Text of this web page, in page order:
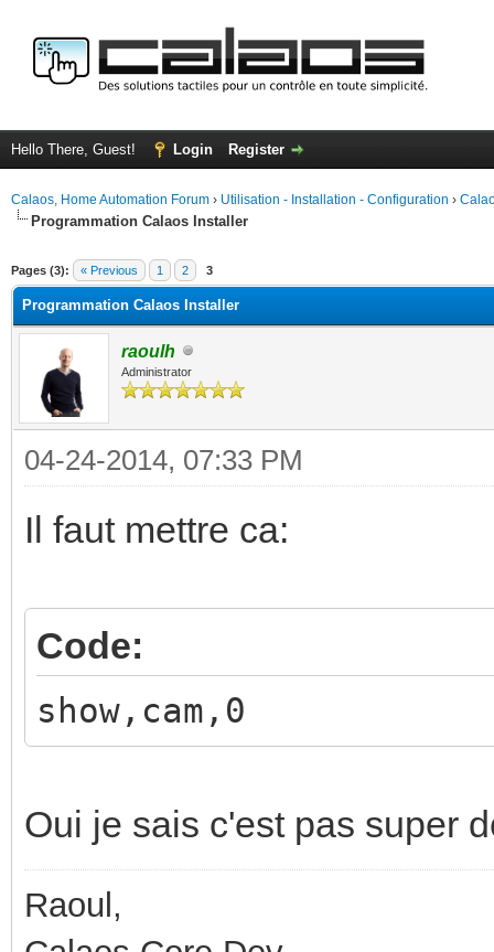
Hello There, Guest! Login Register
Calaos, Home Automation Forum › Utilisation - Installation - Configuration ›
Programmation Calaos Installer
Pages (3): « Previous 1 2 3
Programmation Calaos Installer
raoulh
Administrator
04-24-2014, 07:33 PM
Il faut mettre ca:
Code:
show,cam,0
Oui je sais c'est pas super
Raoul,